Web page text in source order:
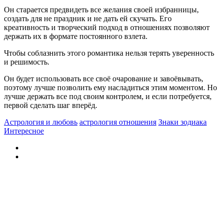
Он старается предвидеть все желания своей избранницы,
создать для не праздник и не дать ей скучать. Его
креативность и творческий подход в отношениях позволяют
держать их в формате постоянного взлета.
Чтобы соблазнить этого романтика нельзя терять уверенность
и решимость.
Он будет использовать все своё очарование и завоёвывать,
поэтому лучше позволить ему насладиться этим моментом. Но
лучше держать все под своим контролем, и если потребуется,
первой сделать шаг вперёд.
Астрология и любовь астрология отношения Знаки зодиака
Интересное